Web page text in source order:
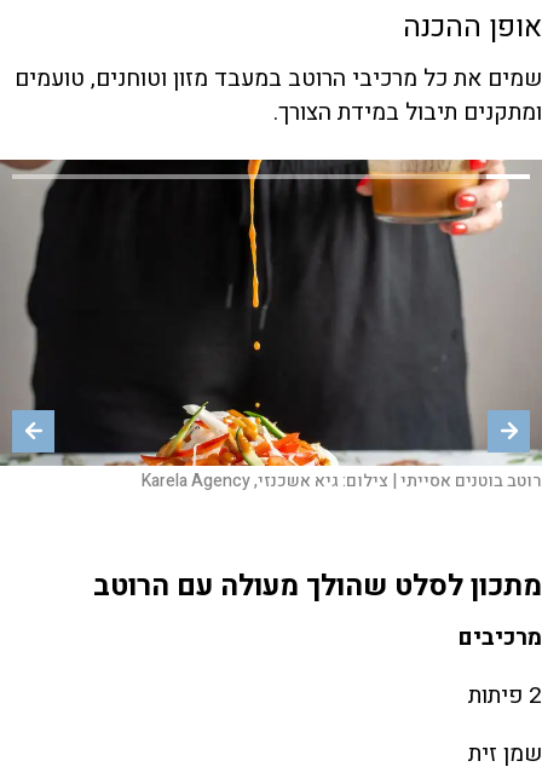
אופן ההכנה
שמים את כל מרכיבי הרוטב במעבד מזון וטוחנים, טועמים
ומתקנים תיבול במידת הצורך.
רוטב בוטנים אסייתי | צילום:גיא אשכנזי, Karela Agency רוטב בוטנים אסייתי | צילום:גיא אשכנזי, Karela Agency רוטב בוטנים אסייתי | צילום:גיא אשכנזי, Karela Agency
מתכון לסלט שהולך מעולה עם הרוטב
מרכיבים
2 פיתות
שמן זית